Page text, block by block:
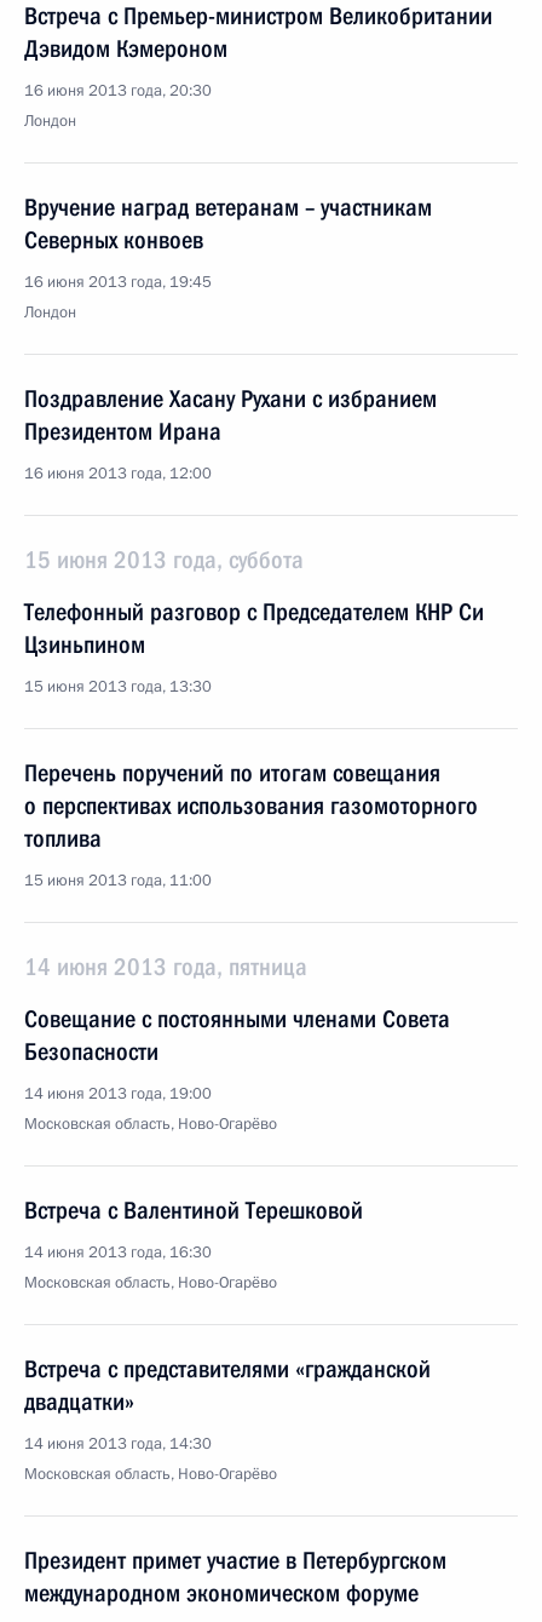
Встреча с Премьер-министром Великобритании
Дэвидом Кэмероном
16 июня 2013 года, 20:30
Лондон
Вручение наград ветеранам – участникам
Северных конвоев
16 июня 2013 года, 19:45
Лондон
Поздравление Хасану Рухани с избранием
Президентом Ирана
16 июня 2013 года, 12:00
15 июня 2013 года, суббота
Телефонный разговор с Председателем КНР Си
Цзиньпином
15 июня 2013 года, 13:30
Перечень поручений по итогам совещания
о перспективах использования газомоторного
топлива
15 июня 2013 года, 11:00
14 июня 2013 года, пятница
Совещание с постоянными членами Совета
Безопасности
14 июня 2013 года, 19:00
Московская область, Ново-Огарёво
Встреча с Валентиной Терешковой
14 июня 2013 года, 16:30
Московская область, Ново-Огарёво
Встреча с представителями «гражданской
двадцатки»
14 июня 2013 года, 14:30
Московская область, Ново-Огарёво
Президент примет участие в Петербургском
международном экономическом форуме